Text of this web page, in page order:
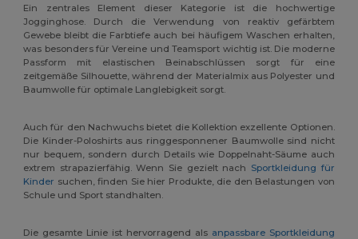
Ein zentrales Element dieser Kategorie ist die hochwertige
Jogginghose. Durch die Verwendung von reaktiv gefärbtem
Gewebe bleibt die Farbtiefe auch bei häufigem Waschen erhalten,
was besonders für Vereine und Teamsport wichtig ist. Die moderne
Passform mit elastischen Beinabschlüssen sorgt für eine
zeitgemäße Silhouette, während der Materialmix aus Polyester und
Baumwolle für optimale Langlebigkeit sorgt.
Auch für den Nachwuchs bietet die Kollektion exzellente Optionen.
Die Kinder-Poloshirts aus ringgesponnener Baumwolle sind nicht
nur bequem, sondern durch Details wie Doppelnaht-Säume auch
extrem strapazierfähig. Wenn Sie gezielt nach Sportkleidung für
Kinder suchen, finden Sie hier Produkte, die den Belastungen von
Schule und Sport standhalten.
Die gesamte Linie ist hervorragend als anpassbare Sportkleidung